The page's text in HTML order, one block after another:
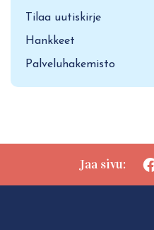
Tilaa uutiskirje
Hankkeet
Palveluhakemisto
Jaa sivu: